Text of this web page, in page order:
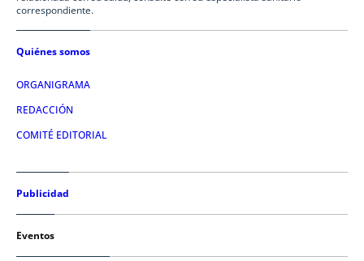
correspondiente.
Quiénes somos
ORGANIGRAMA
REDACCIÓN
COMITÉ EDITORIAL
Publicidad
Eventos